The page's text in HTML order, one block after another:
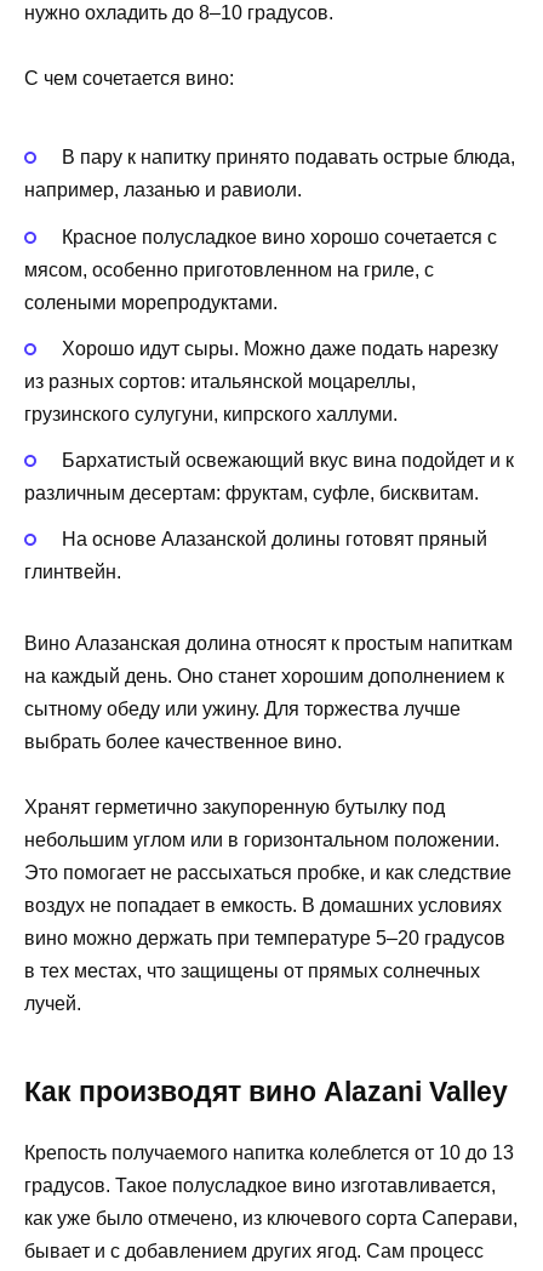
нужно охладить до 8–10 градусов.
С чем сочетается вино:
В пару к напитку принято подавать острые блюда,
например, лазанью и равиоли.
Красное полусладкое вино хорошо сочетается с
мясом, особенно приготовленном на гриле, с
солеными морепродуктами.
Хорошо идут сыры. Можно даже подать нарезку
из разных сортов: итальянской моцареллы,
грузинского сулугуни, кипрского халлуми.
Бархатистый освежающий вкус вина подойдет и к
различным десертам: фруктам, суфле, бисквитам.
На основе Алазанской долины готовят пряный
глинтвейн.
Вино Алазанская долина относят к простым напиткам
на каждый день. Оно станет хорошим дополнением к
сытному обеду или ужину. Для торжества лучше
выбрать более качественное вино.
Хранят герметично закупоренную бутылку под
небольшим углом или в горизонтальном положении.
Это помогает не рассыхаться пробке, и как следствие
воздух не попадает в емкость. В домашних условиях
вино можно держать при температуре 5–20 градусов
в тех местах, что защищены от прямых солнечных
лучей.
Как производят вино Alazani Valley
Крепость получаемого напитка колеблется от 10 до 13
градусов. Такое полусладкое вино изготавливается,
как уже было отмечено, из ключевого сорта Саперави,
бывает и с добавлением других ягод. Сам процесс